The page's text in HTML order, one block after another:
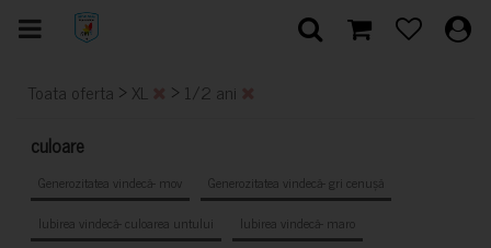
Toata oferta > XL > 1/2 ani
culoare
Generozitatea vindecă- mov
Generozitatea vindecă- gri cenușă
Iubirea vindecă- culoarea untului
Iubirea vindecă- maro